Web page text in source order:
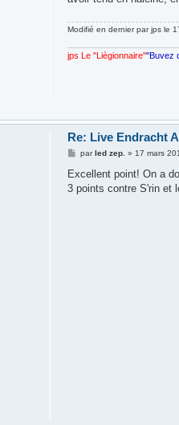
e
Modifié en dernier parjps le
jps Le "Liègionnaire""Buvez
Re: Live Endracht
M
s
a
parled zep. » 17 mars
Excellent point! On a
3 points contre S'rin et